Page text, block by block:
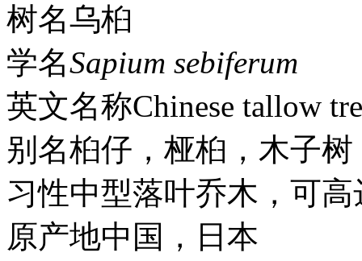
树名乌桕
学名Sapium sebiferum
英文名称Chinese tallow
别名桕仔，桠桕，木子树
习性中型落叶乔木，可高
原产地中国，日本